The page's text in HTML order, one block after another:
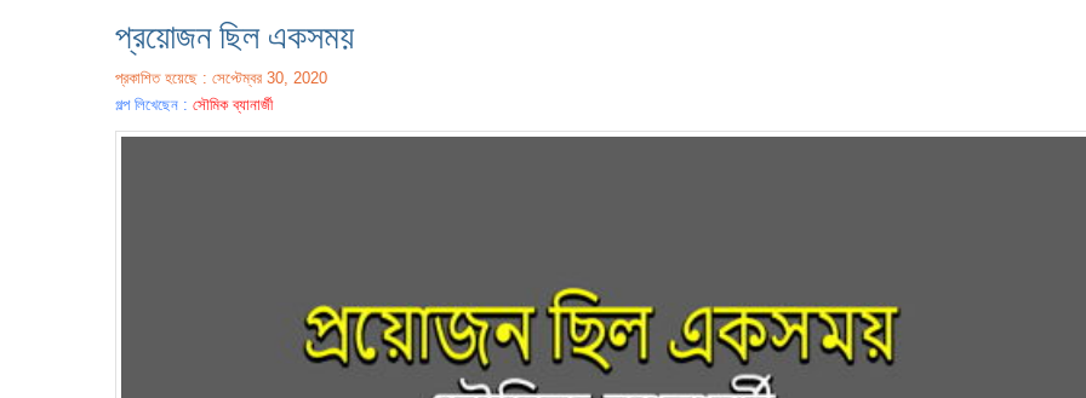
প্রয়োজন ছিল একসময়
প্রকাশিত হয়েছে : সেপ্টেম্বর 30, 2020
গল্প লিখেছেন : সৌমিক ব্যানার্জী